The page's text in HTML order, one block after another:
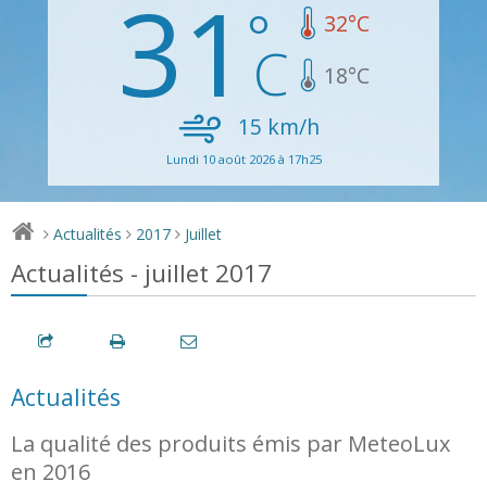
31 32°C
18°C
15 km/h
Lundi 10 août 2026 à 17h25
> Actualités > 2017 > Juillet
Actualités - juillet 2017
Actualités
La qualité des produits émis par MeteoLux
en 2016